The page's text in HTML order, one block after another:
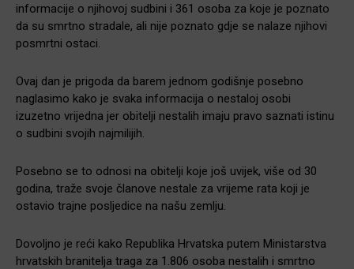
informacije o njihovoj sudbini i 361 osoba za koje je poznato
da su smrtno stradale, ali nije poznato gdje se nalaze njihovi
posmrtni ostaci.
Ovaj dan je prigoda da barem jednom godišnje posebno
naglasimo kako je svaka informacija o nestaloj osobi
izuzetno vrijedna jer obitelji nestalih imaju pravo saznati istinu
o sudbini svojih najmilijih.
Posebno se to odnosi na obitelji koje još uvijek, više od 30
godina, traže svoje članove nestale za vrijeme rata koji je
ostavio trajne posljedice na našu zemlju.
Dovoljno je reći kako Republika Hrvatska putem Ministarstva
hrvatskih branitelja traga za 1.806 osoba nestalih i smrtno